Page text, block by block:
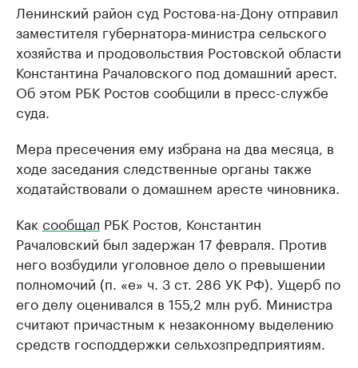
Ленинский район суд Ростова-на-Дону отправил
заместителя губернатора-министра сельского
хозяйства и продовольствия Ростовской области
Константина Рачаловского под домашний арест.
Об этом РБК Ростов сообщили в пресс-службе
суда.
Мера пресечения ему избрана на два месяца, в
ходе заседания следственные органы также
ходатайствовали о домашнем аресте чиновника.
Как сообщал РБК Ростов, Константин
Рачаловский был задержан 17 февраля. Против
него возбудили уголовное дело о превышении
полномочий (п. «е» ч. 3 ст. 286 УК РФ). Ущерб по
его делу оценивался в 155,2 млн руб. Министра
считают причастным к незаконному выделению
средств господдержки сельхозпредприятиям.